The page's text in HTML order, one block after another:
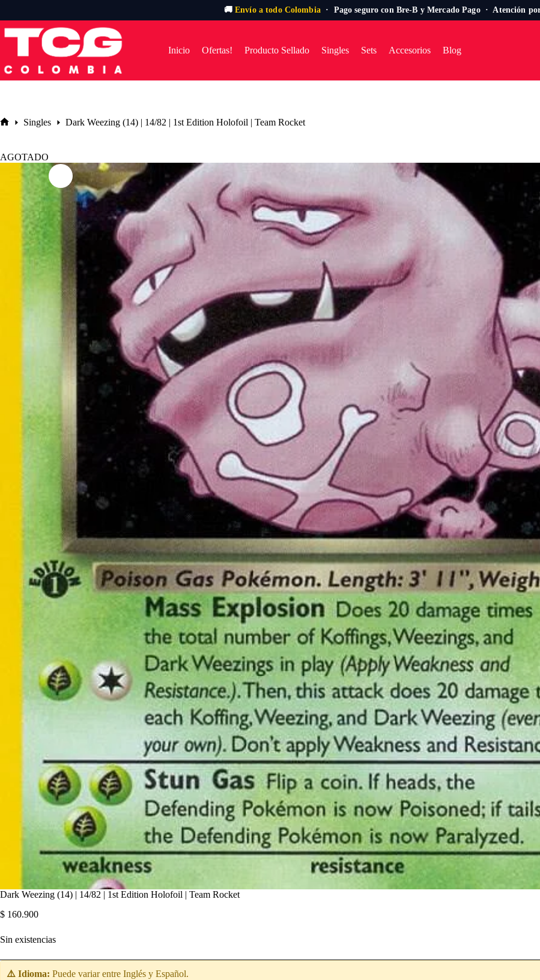
🚚 Envío a todo Colombia· Pago seguro con Bre-B y Mercado Pago · Atención
al
Inicio Ofertas! Producto Sellado Singles Sets Accesorios Blog
Singles Dark Weezing (14) | 14/82 | 1st Edition Holofoil | Team Rocket
AGOTADO
Dark Weezing (14) | 14/82 | 1st Edition Holofoil | Team Rocket
$ 160.900
Sin existencias
⚠️ Idioma: Puede variar entre Inglés y Español.